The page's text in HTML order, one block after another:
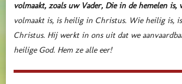
volmaakt, zoals uw Vader, Die in de hemelen is,
volmaakt is, is heilig in Christus. Wie heilig is,
Christus. Hij werkt in ons uit dat we
heilige God. Hem ze alle eer!